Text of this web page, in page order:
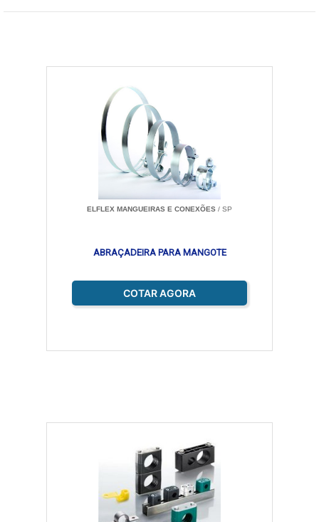
ELFLEX MANGUEIRAS E CONEXÕES / SP
ABRAÇADEIRA PARA MANGOTE
COTAR AGORA